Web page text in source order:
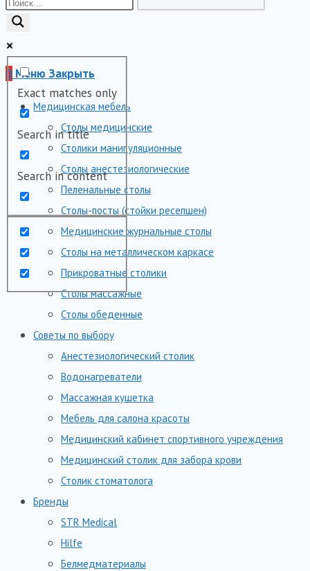
по
Exact matches only
Search in title
Search in content
0 Меню Закрыть
Медицинская мебель
Столы медицинские
Столики манипуляционные
Столы анестезиологические
Пеленальные столы
Столы-посты (стойки ресепшен)
Медицинские журнальные столы
Столы на металлическом каркасе
Прикроватные столики
Столы массажные
Столы обеденные
Советы по выбору
Анестезиологический столик
Водонагреватели
Массажная кушетка
Мебель для салона красоты
Медицинский кабинет спортивного учреждения
Медицинский столик для забора крови
Столик стоматолога
Бренды
STR Medical
Hilfe
Белмедматериалы